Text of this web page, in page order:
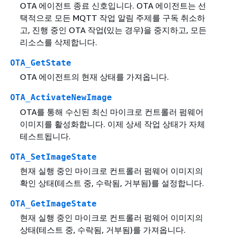
OTA 에이전트 종료 신호입니다. OTA 에이전트는 선
택적으로 모든 MQTT 작업 알림 주제를 구독 취소하
고, 진행 중인 OTA 작업(있는 경우)을 중지하고, 모든
리소스를 삭제합니다.
OTA_GetState
OTA 에이전트의 현재 상태를 가져옵니다.
OTA_ActivateNewImage
OTA를 통해 수신된 최신 마이크로 컨트롤러 펌웨어
이미지를 활성화합니다. 이제 상세 작업 상태가 자체
테스트됩니다.
OTA_SetImageState
현재 실행 중인 마이크로 컨트롤러 펌웨어 이미지의
확인 상태(테스트 중, 수락됨, 거부됨)를 설정합니다.
OTA_GetImageState
현재 실행 중인 마이크로 컨트롤러 펌웨어 이미지의
상태(테스트 중, 수락됨, 거부됨)를 가져옵니다.